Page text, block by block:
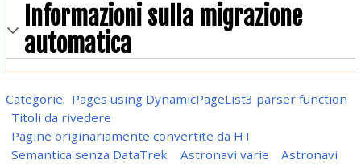
Informazioni sulla migrazione
automatica
Categorie: Pages using DynamicPageList3 parser function
Titoli da rivedere
Pagine originariamente convertite da HT
Semantica senza DataTrek
Astronavi varie Astronavi